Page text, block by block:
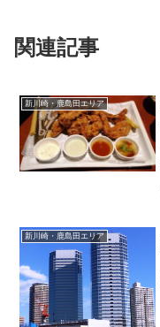
関連記事
新川崎・鹿島田エリア
新川崎・鹿島田エリア